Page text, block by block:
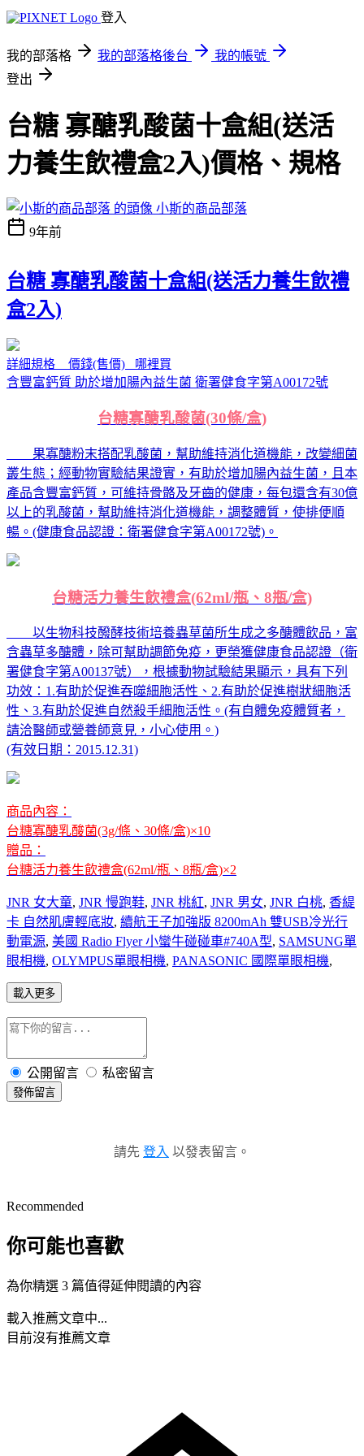
登入
我的部落格 我的部落格後台
我的帳號
登出
台糖 寡醣乳酸菌十盒組(送活
力養生飲禮盒2入)價格、規格
小斯的商品部落
9年前
台糖 寡醣乳酸菌十盒組(送活力養生飲禮
盒2入)
詳細規格 價錢(售價) 哪裡買
含豐富鈣質 助於增加腸內益生菌 衛署健食字第A00172號
台糖寡醣乳酸菌(30條/盒)
果寡醣粉末搭配乳酸菌，幫助維持消化道機能，改變細菌
叢生態；經動物實驗結果證實，有助於增加腸內益生菌，且本
產品含豐富鈣質，可維持骨骼及牙齒的健康，每包還含有30億
以上的乳酸菌，幫助維持消化道機能，調整體質，使排便順
暢。(健康食品認證：衛署健食字第A00172號)。
台糖活力養生飲禮盒(62ml/瓶、8瓶/盒)
以生物科技醱酵技術培養蟲草菌所生成之多醣體飲品，富
含蟲草多醣體，除可幫助調節免疫，更榮獲健康食品認證（衛
署健食字第A00137號），根據動物試驗結果顯示，具有下列
功效：1.有助於促進吞噬細胞活性、2.有助於促進樹狀細胞活
性、3.有助於促進自然殺手細胞活性。(有自體免疫體質者，
請洽醫師或營養師意見，小心使用。)
(有效日期：2015.12.31)
商品內容：
台糖寡醣乳酸菌(3g/條、30條/盒)×10
贈品：
台糖活力養生飲禮盒(62ml/瓶、8瓶/盒)×2
JNR 女大童, JNR 慢跑鞋, JNR 桃紅, JNR 男女, JNR 白桃, 香緹
卡 自然肌膚輕底妝, 續航王子加強版 8200mAh 雙USB冷光行
動電源, 美國 Radio Flyer 小蠻牛碰碰車#740A型, SAMSUNG單
眼相機, OLYMPUS單眼相機, PANASONIC 國際單眼相機,
載入更多
公開留言 私密留言
發佈留言
請先 登入 以發表留言。
Recommended
你可能也喜歡
為你精選 3 篇值得延伸閱讀的內容
載入推薦文章中...
目前沒有推薦文章